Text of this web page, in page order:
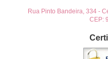
Rua Pinto Bandeira, 334-
CEP: